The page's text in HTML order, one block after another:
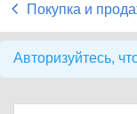
Покупка и
Авторизуйтесь,